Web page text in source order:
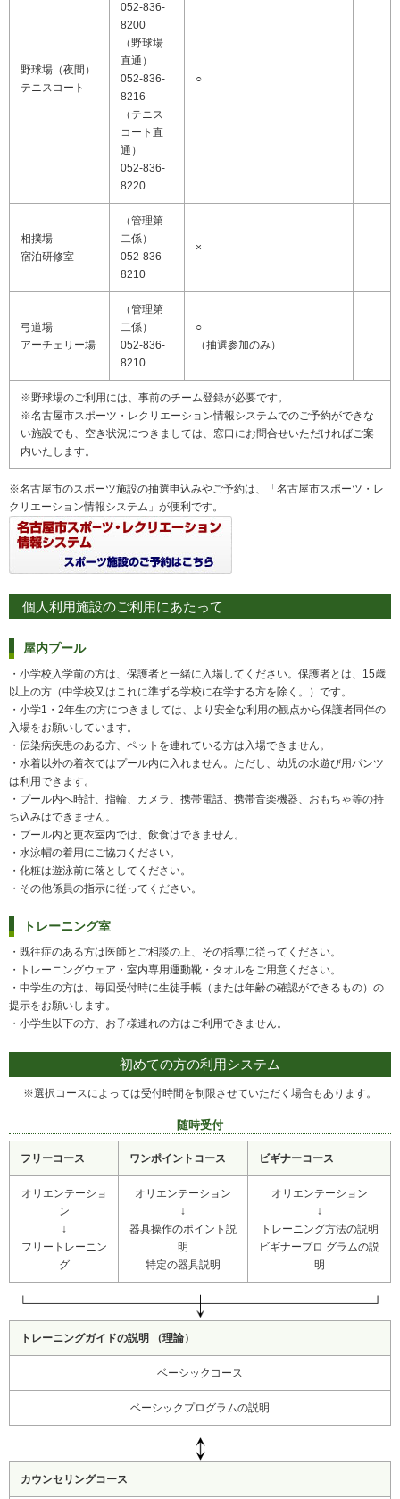
野球場（夜間）
テニスコート
052-836-
8200
（野球場
直通）
052-836-
8216
（テニス
コート直
通）
052-836-
8220
○
相撲場
宿泊研修室
（管理第
二係）
052-836-
8210
×
弓道場
アーチェリー場
（管理第
二係）
052-836-
8210
○
（抽選参加のみ）
※野球場のご利用には、事前のチーム登録が必要です。
※名古屋市スポーツ・レクリエーション情報システムでのご予約ができな
い施設でも、空き状況につきましては、窓口にお問合せいただければご案
内いたします。
※名古屋市のスポーツ施設の抽選申込みやご予約は、「名古屋市スポーツ・レ
クリエーション情報システム」が便利です。
個人利用施設のご利用にあたって
屋内プール
・小学校入学前の方は、保護者と一緒に入場してください。保護者とは、15歳
以上の方（中学校又はこれに準ずる学校に在学する方を除く。）です。
・小学1・2年生の方につきましては、より安全な利用の観点から保護者同伴の
入場をお願いしています。
・伝染病疾患のある方、ペットを連れている方は入場できません。
・水着以外の着衣ではプール内に入れません。ただし、幼児の水遊び用パンツ
は利用できます。
・プール内へ時計、指輪、カメラ、携帯電話、携帯音楽機器、おもちゃ等の持
ち込みはできません。
・プール内と更衣室内では、飲食はできません。
・水泳帽の着用にご協力ください。
・化粧は遊泳前に落としてください。
・その他係員の指示に従ってください。
トレーニング室
・既往症のある方は医師とご相談の上、その指導に従ってください。
・トレーニングウェア・室内専用運動靴・タオルをご用意ください。
・中学生の方は、毎回受付時に生徒手帳（または年齢の確認ができるもの）の
提示をお願いします。
・小学生以下の方、お子様連れの方はご利用できません。
初めての方の利用システム
※選択コースによっては受付時間を制限させていただく場合もあります。
随時受付
フリーコース ワンポイントコース ビギナーコース
オリエンテーショ
ン
↓
フリートレーニン
グ
オリエンテーション
↓
器具操作のポイント説
明
特定の器具説明
オリエンテーション
↓
トレーニング方法の説明
ビギナープロ グラムの説
明
トレーニングガイドの説明 （理論）
ベーシックコース
ベーシックプログラムの説明
カウンセリングコース